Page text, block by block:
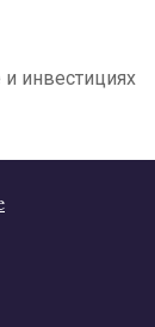
инвестициях